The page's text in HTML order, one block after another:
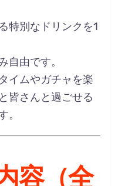
特別なドリンクを1
自由です。
イムやガチャを楽
皆さんと過ごせる
。
容（全